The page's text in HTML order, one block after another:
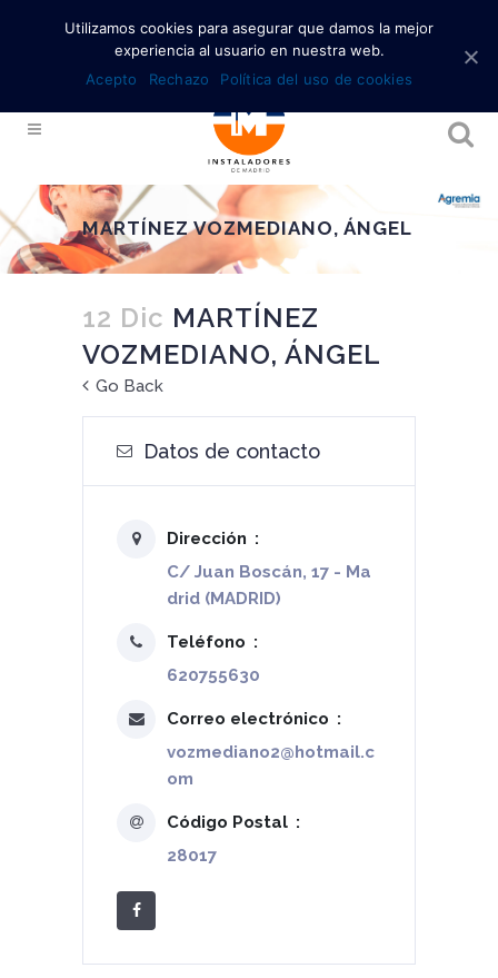
MARTÍNEZ VOZMEDIANO, ÁNGEL
12 Dic MARTÍNEZ
VOZMEDIANO, ÁNGEL
Go Back
Datos de contacto
Dirección
C/ Juan Boscán, 17 - Ma
drid (MADRID)
Teléfono
620755630
Correo electrónico
vozmediano2@hotmail.c
om
Código Postal
28017
Utilizamos cookies para asegurar que damos la mejor
experiencia al usuario en nuestra web.
Acepto
Rechazo Política del uso de cookies